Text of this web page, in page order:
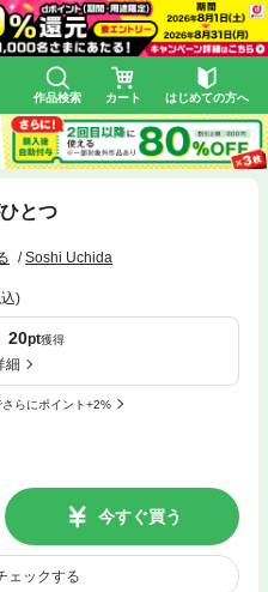
作品検索 カート はじめての方へ
とつ
Soshi Uchida
)
20pt獲得
細
らにポイント+2%
今すぐ買う
ェックする